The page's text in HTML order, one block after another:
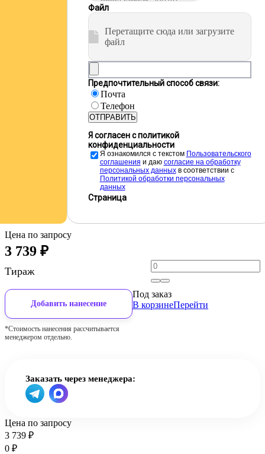
Файл
Перетащите сюда или загрузите
файл
Предпочтительный способ связи:
Почта
Телефон
ОТПРАВИТЬ
Я согласен с политикой
конфиденциальности
Я ознакомился с текстом Пользовательского
соглашения и даю cогласие на обработку
персональных данныхв соответствии с
Политикой обработки персональных
данных
Страница
Цена по запросу
3 739 ₽
Тираж
Добавить нанесение
*Стоимость нанесения рассчитывается
менеджером отдельно.
Под заказ
В корзинеПерейти
Заказать через менеджера:
Цена по запросу
3 739 ₽
0 ₽